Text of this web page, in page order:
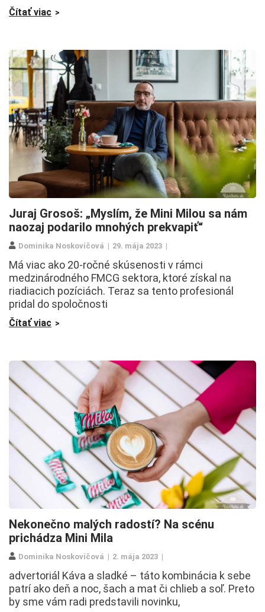
Čítať viac
Juraj Grosoš: „Myslím, že Mini Milou sa nám
naozaj podarilo mnohých prekvapiť“
Dominika Noskovičová 29. mája 2023
Má viac ako 20-ročné skúsenosti v rámci
medzinárodného FMCG sektora, ktoré získal na
riadiacich pozíciách. Teraz sa tento profesionál
pridal do spoločnosti
Čítať viac
Nekonečno malých radostí? Na scénu
prichádza Mini Mila
Dominika Noskovičová 2. mája 2023
advertoriál Káva a sladké – táto kombinácia k sebe
patrí ako deň a noc, šach a mat či chlieb a soľ. Preto
by sme vám radi predstavili novinku,